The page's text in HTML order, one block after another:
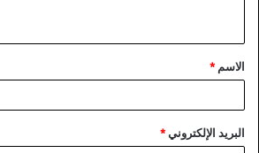
ق
*
الاسم *
البريد الإلكتروني*